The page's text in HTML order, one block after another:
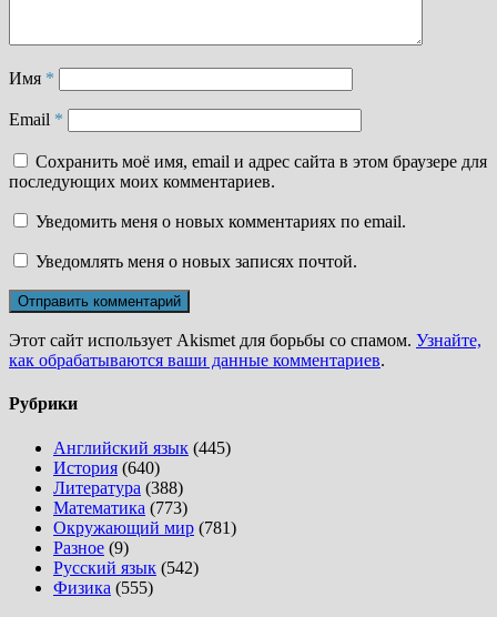
Имя *
Email *
Сохранить моё имя, email и адрес сайта в этом браузере для
последующих моих комментариев.
Уведомить меня о новых комментариях по email.
Уведомлять меня о новых записях почтой.
Этот сайт использует Akismet для борьбы со спамом. Узнайте,
как обрабатываются ваши данные комментариев.
Рубрики
Английский язык (445)
История (640)
Литература (388)
Математика (773)
Окружающий мир (781)
Разное (9)
Русский язык (542)
Физика (555)